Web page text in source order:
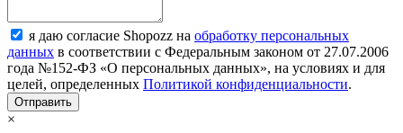
я даю согласие Shopozz на обработку персональных
данных в соответствии с Федеральным законом от 27.07.2006
года №152-ФЗ «О персональных данных», на условиях и для
целей, определенных Политикой конфиденциальности.
×